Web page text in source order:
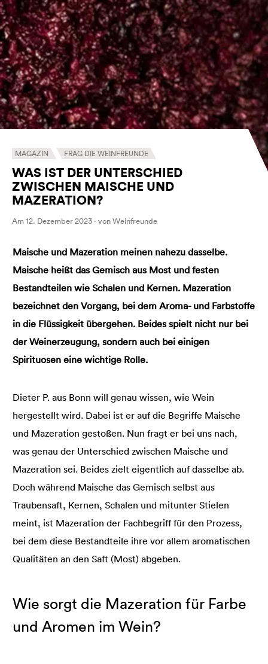
MAGAZIN FRAG DIE WEINFREUNDE
WAS IST DER UNTERSCHIED
ZWISCHEN MAISCHE UND
MAZERATION?
Am 12. Dezember 2023 · von Weinfreunde
Maische und Mazeration meinen nahezu dasselbe.
Maische heißt das Gemisch aus Most und festen
Bestandteilen wie Schalen und Kernen. Mazeration
bezeichnet den Vorgang, bei dem Aroma- und Farbstoffe
in die Flüssigkeit übergehen. Beides spielt nicht nur bei
der Weinerzeugung, sondern auch bei einigen
Spirituosen eine wichtige Rolle.
Dieter P. aus Bonn will genau wissen, wie Wein
hergestellt wird. Dabei ist er auf die Begriffe Maische
und Mazeration gestoßen. Nun fragt er bei uns nach,
was genau der Unterschied zwischen Maische und
Mazeration sei. Beides zielt eigentlich auf dasselbe ab.
Doch während Maische das Gemisch selbst aus
Traubensaft, Kernen, Schalen und mitunter Stielen
meint, ist Mazeration der Fachbegriff für den Prozess,
bei dem diese Bestandteile ihre vor allem aromatischen
Qualitäten an den Saft (Most) abgeben.
Wie sorgt die Mazeration für Farbe
und Aromen im Wein?